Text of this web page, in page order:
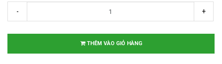
- +
THÊM VÀO GIỎ HÀNG